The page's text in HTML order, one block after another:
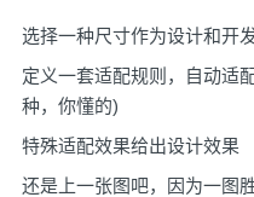
选择一种尺寸作为设计和开
定义一套适配规则，自动适
种，你懂的)
特殊适配效果给出设计效果
还是上一张图吧，因为一图